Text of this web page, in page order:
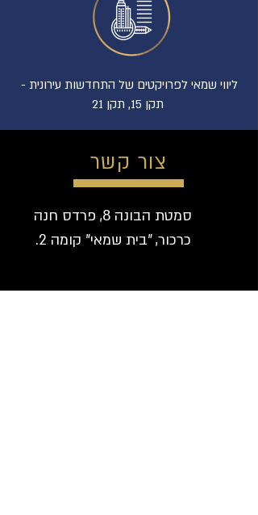
ליווי שמאי לפרויקטים של התחדשות עירונית -
צור קשר
סמטת הבונה 8, פרדס חנה
כרכור, "בית שמאי" קומה 2.
ayelet@elzner.co.il